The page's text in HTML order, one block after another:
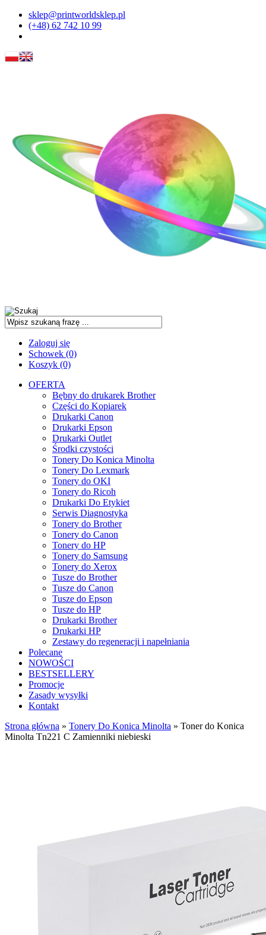
sklep@printworldsklep.pl
(+48) 62 742 10 99
Zaloguj się
Schowek (0)
Koszyk (0)
OFERTA
Bębny do drukarek Brother
Części do Kopiarek
Drukarki Canon
Drukarki Epson
Drukarki Outlet
Środki czystości
Tonery Do Konica Minolta
Tonery Do Lexmark
Tonery do OKI
Tonery do Ricoh
Drukarki Do Etykiet
Serwis Diagnostyka
Tonery do Brother
Tonery do Canon
Tonery do HP
Tonery do Samsung
Tonery do Xerox
Tusze do Brother
Tusze do Canon
Tusze do Epson
Tusze do HP
Drukarki Brother
Drukarki HP
Zestawy do regeneracji i napełniania
Polecane
NOWOŚCI
BESTSELLERY
Promocje
Zasady wysyłki
Kontakt
Strona główna » Tonery Do Konica Minolta » Toner do Konica
Minolta Tn221 C Zamienniki niebieski